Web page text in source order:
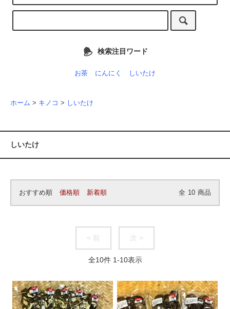
検索注目ワード
お茶 にんにく しいたけ
ホーム > キノコ > しいたけ
しいたけ
おすすめ順 価格順 新着順 全 10 商品
< 前 次 >
全10件 1-10表示